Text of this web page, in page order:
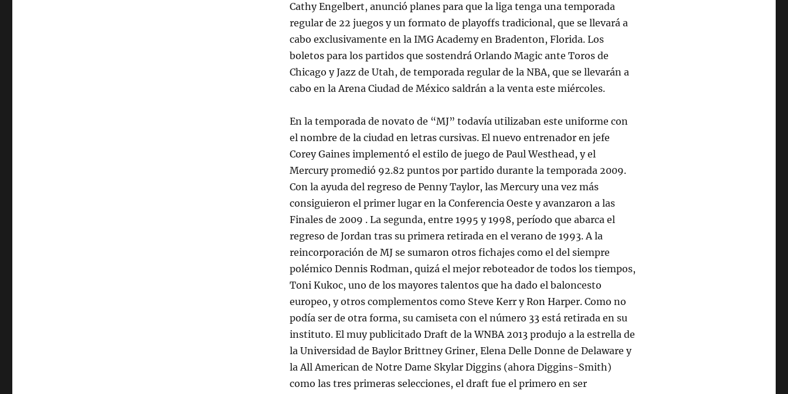
Cathy Engelbert, anunció planes para que la liga tenga una temporada
regular de 22 juegos y un formato de playoffs tradicional, que se llevará a
cabo exclusivamente en la IMG Academy en Bradenton, Florida. Los
boletos para los partidos que sostendrá Orlando Magic ante Toros de
Chicago y Jazz de Utah, de temporada regular de la NBA, que se llevarán a
cabo en la Arena Ciudad de México saldrán a la venta este miércoles.
En la temporada de novato de “MJ” todavía utilizaban este uniforme con
el nombre de la ciudad en letras cursivas. El nuevo entrenador en jefe
Corey Gaines implementó el estilo de juego de Paul Westhead, y el
Mercury promedió 92.82 puntos por partido durante la temporada 2009.
Con la ayuda del regreso de Penny Taylor, las Mercury una vez más
consiguieron el primer lugar en la Conferencia Oeste y avanzaron a las
Finales de 2009 . La segunda, entre 1995 y 1998, período que abarca el
regreso de Jordan tras su primera retirada en el verano de 1993. A la
reincorporación de MJ se sumaron otros fichajes como el del siempre
polémico Dennis Rodman, quizá el mejor reboteador de todos los tiempos,
Toni Kukoc, uno de los mayores talentos que ha dado el baloncesto
europeo, y otros complementos como Steve Kerr y Ron Harper. Como no
podía ser de otra forma, su camiseta con el número 33 está retirada en su
instituto. El muy publicitado Draft de la WNBA 2013 produjo a la estrella de
la Universidad de Baylor Brittney Griner, Elena Delle Donne de Delaware y
la All American de Notre Dame Skylar Diggins (ahora Diggins-Smith)
como las tres primeras selecciones, el draft fue el primero en ser